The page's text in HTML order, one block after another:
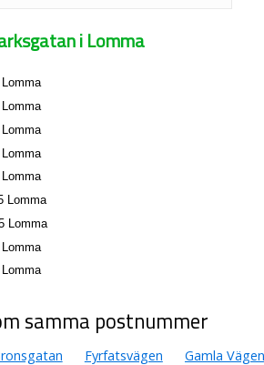
i Lomma
Lomma
Lomma
samma postnummer
Fyrfatsvägen
Gamla Vägen